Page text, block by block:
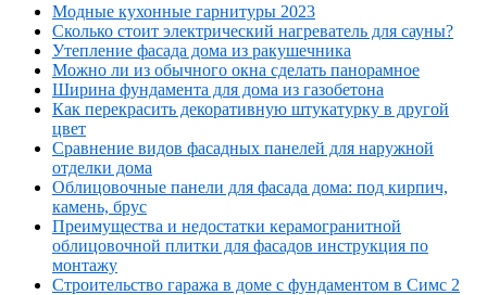
Модные кухонные гарнитуры 2023
Сколько стоит электрический нагреватель для сауны?
Утепление фасада дома из ракушечника
Можно ли из обычного окна сделать панорамное
Ширина фундамента для дома из газобетона
Как перекрасить декоративную штукатурку в другой
цвет
Сравнение видов фасадных панелей для наружной
отделки дома
Облицовочные панели для фасада дома: под кирпич,
камень, брус
Преимущества и недостатки керамогранитной
облицовочной плитки для фасадов инструкция по
монтажу
Строительство гаража в доме с фундаментом в Симс 2